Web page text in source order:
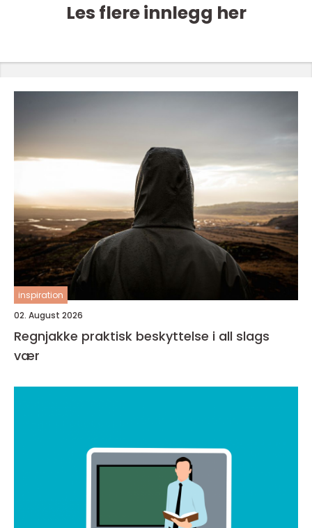
Les flere innlegg her
inspiration
02. August 2026
Regnjakke praktisk beskyttelse i all slags
vær